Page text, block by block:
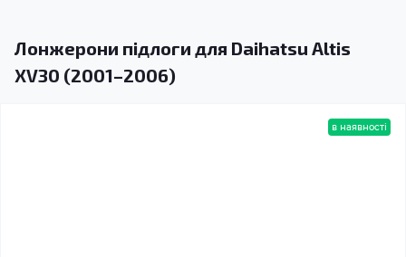
Лонжерони підлоги для Daihatsu Altis
XV30 (2001–2006)
в наявності